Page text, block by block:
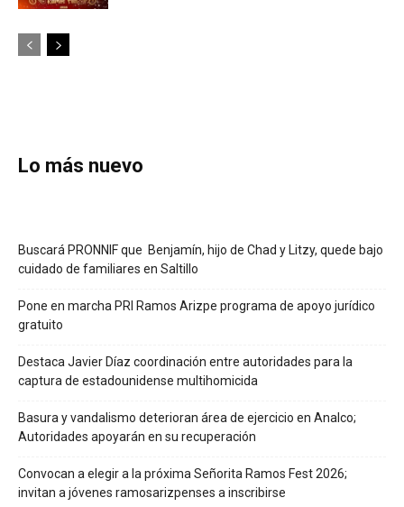
Lo más nuevo
Buscará PRONNIF que Benjamín, hijo de Chad y Litzy, quede bajo
cuidado de familiares en Saltillo
Pone en marcha PRI Ramos Arizpe programa de apoyo jurídico
gratuito
Destaca Javier Díaz coordinación entre autoridades para la
captura de estadounidense multihomicida
Basura y vandalismo deterioran área de ejercicio en Analco;
Autoridades apoyarán en su recuperación
Convocan a elegir a la próxima Señorita Ramos Fest 2026;
invitan a jóvenes ramosarizpenses a inscribirse